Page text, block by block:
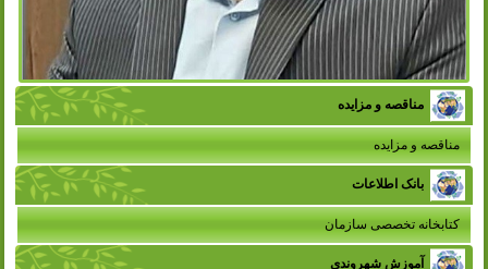
مناقصه و مزایده
مناقصه و مزایده
بانک اطلاعات
کتابخانه تخصصی سازمان
آموزش شهروندی